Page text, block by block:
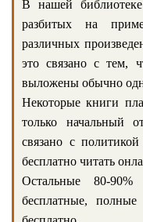
В нашей
разбитых на
различных
это связано с тем,
выложены обычно
Некоторые книги
только начальный
связано с
бесплатно читать
Остальные 80-
бесплатные,